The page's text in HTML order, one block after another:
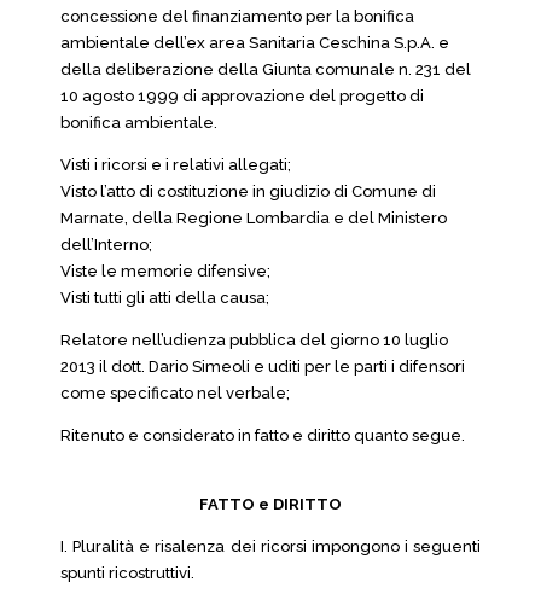
concessione del finanziamento per la bonifica
ambientale dell’ex area Sanitaria Ceschina S.p.A. e
della deliberazione della Giunta comunale n. 231 del
10 agosto 1999 di approvazione del progetto di
bonifica ambientale.
Visti i ricorsi e i relativi allegati;
Visto l’atto di costituzione in giudizio di Comune di
Marnate, della Regione Lombardia e del Ministero
dell’Interno;
Viste le memorie difensive;
Visti tutti gli atti della causa;
Relatore nell’udienza pubblica del giorno 10 luglio
2013 il dott. Dario Simeoli e uditi per le parti i difensori
come specificato nel verbale;
Ritenuto e considerato in fatto e diritto quanto segue.
FATTO e DIRITTO
I. Pluralità e risalenza dei ricorsi impongono i seguenti
spunti ricostruttivi.